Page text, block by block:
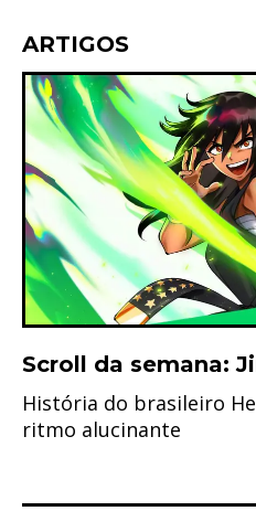
ARTIGOS
Scroll da semana:
História do brasileiro
ritmo alucinante